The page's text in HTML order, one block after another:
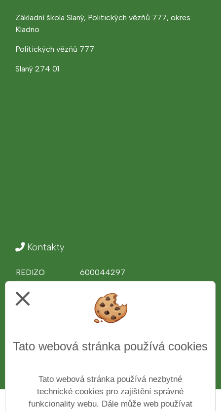
Základní škola Slaný, Politických vězňů 777, okres
Kladno
Politických vězňů 777
Slaný 274 01
Kontakty
REDIZO
600044297
Telefon
312 510 081
43776761
www.zshajeslany.cz
E-mail
1zsslany.haje@zshajeslany.cz
Číslo účtu
27-7171100227/0100
Prohlášení o přístupnosti Mapa webu Cookies
close
Tato webová stránka používá cookies
Tato webová stránka používá nezbytné
technické cookies pro zajištění správné
funkcionality webu. Dále může web používat